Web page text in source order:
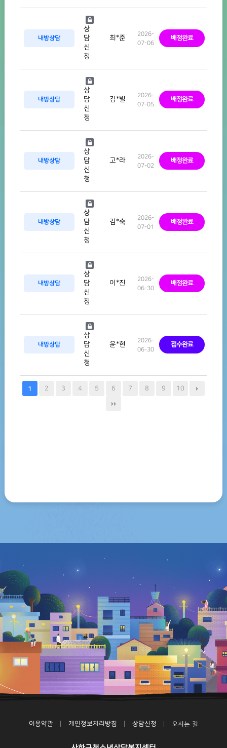
내방상담
상
담
신
청
최*준
2026-
07-06
배정완료
내방상담
상
담
신
청
김*별
2026-
07-05
배정완료
내방상담
상
담
신
청
고*라
2026-
07-02
배정완료
내방상담
상
담
신
청
김*숙
2026-
07-01
배정완료
내방상담
상
담
신
청
이*진
2026-
06-30
배정완료
내방상담
상
담
신
청
윤*현
2026-
06-30
접수완료
1 2 3 4 5 6 7 8 9 10
이용약관 개인정보처리방침 상담신청 오시는 길